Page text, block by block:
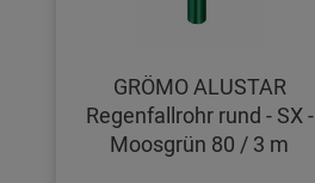
GRÖMO ALUSTAR
Regenfallrohr rund - SX -
Moosgrün 80 / 3 m